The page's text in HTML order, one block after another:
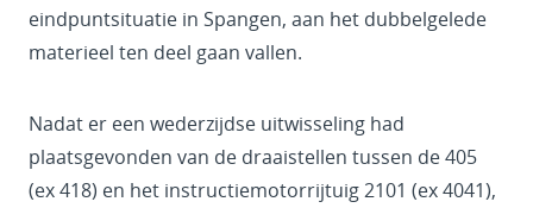
eindpuntsituatie in Spangen, aan het dubbelgelede
materieel ten deel gaan vallen.
Nadat er een wederzijdse uitwisseling had
plaatsgevonden van de draaistellen tussen de 405
(ex 418) en het instructiemotorrijtuig 2101 (ex 4041),